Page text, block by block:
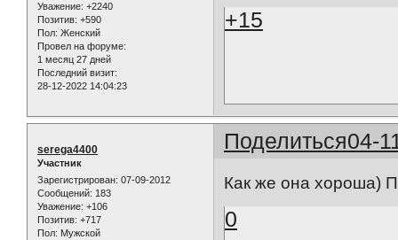
Уважение: +2240
Позитив: +590
Пол: Женский
Провел на форуме:
1 месяц 27 дней
Последний визит:
28-12-2022 14:04:23
+15
Поделиться04-
serega4400
Участник
Зарегистрирован: 07-09-2012
Сообщений: 183
Уважение: +106
Позитив: +717
Пол: Мужской
Как же она хороша)
0